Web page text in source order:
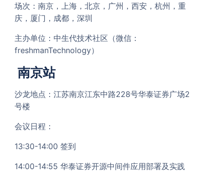
场次：南京，上海，北京，广州，西安，杭州，重
庆，厦门，成都，深圳
主办单位：中生代技术社区（微信：
freshmanTechnology）
南京站
沙龙地点： 江苏南京江东中路228号华泰证券广场2
号楼
会议日程：
13:30-14:00 签到
14:00-14:55 华泰证券开源中间件应用部署及实践